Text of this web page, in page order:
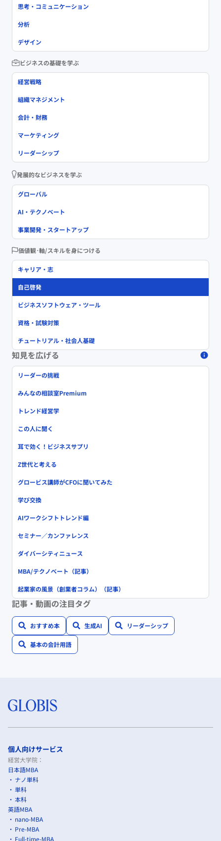
思考・コミュニケーション
分析
デザイン
ビジネスの基礎を学ぶ
経営戦略
組織マネジメント
会計・財務
マーケティング
リーダーシップ
発展的なビジネスを学ぶ
グローバル
AI・テクノベート
事業開発・スタートアップ
価値観･軸/スキルを身につける
キャリア・志
自己啓発
ビジネスソフトウェア・ツール
資格・試験対策
チュートリアル・社会人基礎
知見を広げる
リーダーの挑戦
みんなの相談室Premium
トレンド経営学
この人に聞く
耳で効く！ビジネスサプリ
Z世代と考える
グロービス講師がCFOに聞いてみた
学び交換
AIワークシフトトレンド編
セミナー／カンファレンス
ダイバーシティニュース
MBA/テクノベート（記事）
起業家の風景（創業者コラム）（記事）
記事・動画の注目タグ
おすすめ本 生成AI リーダーシップ
基本の会計用語
個人向けサービス
経営大学院：
日本語MBA
ナノ単科
単科
本科
英語MBA
nano-MBA
Pre-MBA
Full-time-MBA